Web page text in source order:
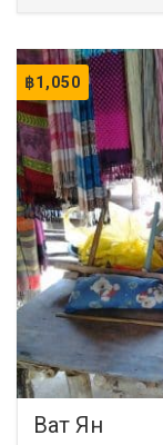
฿1,050
Ват Ян